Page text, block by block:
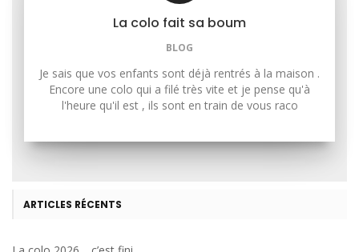
La colo fait sa boum
BLOG
Je sais que vos enfants sont déjà rentrés à la maison .
Encore une colo qui a filé très vite et je pense qu'à
l'heure qu'il est , ils sont en train de vous raco
ARTICLES RÉCENTS